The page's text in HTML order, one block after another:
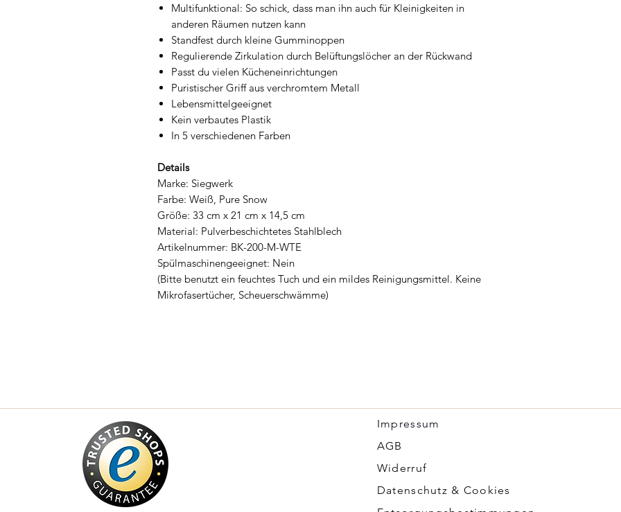
Multifunktional: So schick, dass man ihn auch für Kleinigkeiten in
anderen Räumen nutzen kann
Standfest durch kleine Gumminoppen
Regulierende Zirkulation durch Belüftungslöcher an der Rückwand
Passt du vielen Kücheneinrichtungen
Puristischer Griff aus verchromtem Metall
Lebensmittelgeeignet
Kein verbautes Plastik
In 5 verschiedenen Farben
Details
Marke: Siegwerk
Farbe: Weiß, Pure Snow
Größe: 33 cm x 21 cm x 14,5 cm
Material: Pulverbeschichtetes Stahlblech
Artikelnummer: BK-200-M-WTE
Spülmaschinengeeignet: Nein
(Bitte benutzt ein feuchtes Tuch und ein mildes Reinigungsmittel. Keine
Mikrofasertücher, Scheuerschwämme)
Impressum
​AGB
Widerruf
Datenschutz & Cookies